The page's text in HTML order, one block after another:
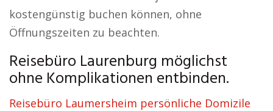
kostengünstig buchen können, ohne
Öffnungszeiten zu beachten.
Reisebüro Laurenburg möglichst
ohne Komplikationen entbinden.
Reisebüro Laumersheim persönliche Domizile